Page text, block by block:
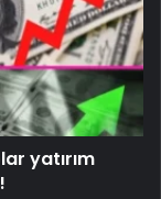
yatırım